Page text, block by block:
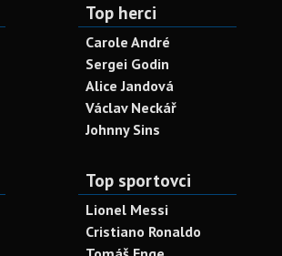
Top herci
Carole André
Sergei Godin
Alice Jandová
Václav Neckář
Johnny Sins
Top sportovci
Lionel Messi
Cristiano Ronaldo